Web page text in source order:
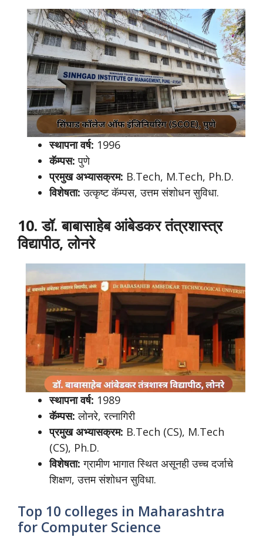
स्थापना वर्ष: 1996
कॅम्पस: पुणे
प्रमुख अभ्यासक्रम: B.Tech, M.Tech, Ph.D.
विशेषता: उत्कृष्ट कॅम्पस, उत्तम संशोधन सुविधा.
10. डॉ. बाबासाहेब आंबेडकर तंत्रशास्त्र
विद्यापीठ, लोनरे
स्थापना वर्ष: 1989
कॅम्पस: लोनरे, रत्नागिरी
प्रमुख अभ्यासक्रम: B.Tech (CS), M.Tech
(CS), Ph.D.
विशेषता: ग्रामीण भागात स्थित असूनही उच्च दर्जाचे
शिक्षण, उत्तम संशोधन सुविधा.
Top 10 colleges in Maharashtra
for Computer Science